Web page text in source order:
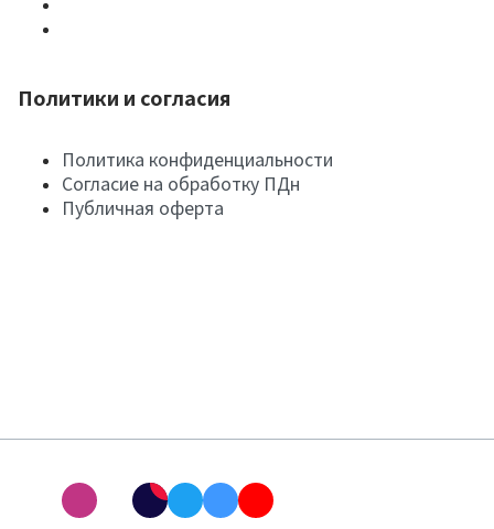
Политики и согласия
Политика конфиденциальности
Согласие на обработку ПДн
Публичная оферта